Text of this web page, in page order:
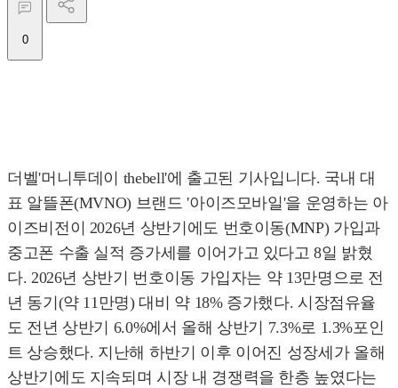
0
더벨'머니투데이 thebell'에 출고된 기사입니다. 국내 대
표 알뜰폰(MVNO) 브랜드 '아이즈모바일'을 운영하는 아
이즈비전이 2026년 상반기에도 번호이동(MNP) 가입과
중고폰 수출 실적 증가세를 이어가고 있다고 8일 밝혔
다. 2026년 상반기 번호이동 가입자는 약 13만명으로 전
년 동기(약 11만명) 대비 약 18% 증가했다. 시장점유율
도 전년 상반기 6.0%에서 올해 상반기 7.3%로 1.3%포인
트 상승했다. 지난해 하반기 이후 이어진 성장세가 올해
상반기에도 지속되며 시장 내 경쟁력을 한층 높였다는